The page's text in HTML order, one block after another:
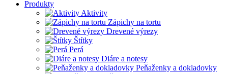
Produkty
Aktivity
Zápichy na tortu
Drevené výrezy
Štítky
Perá
Diáre a notesy
Peňaženky a dokladovky